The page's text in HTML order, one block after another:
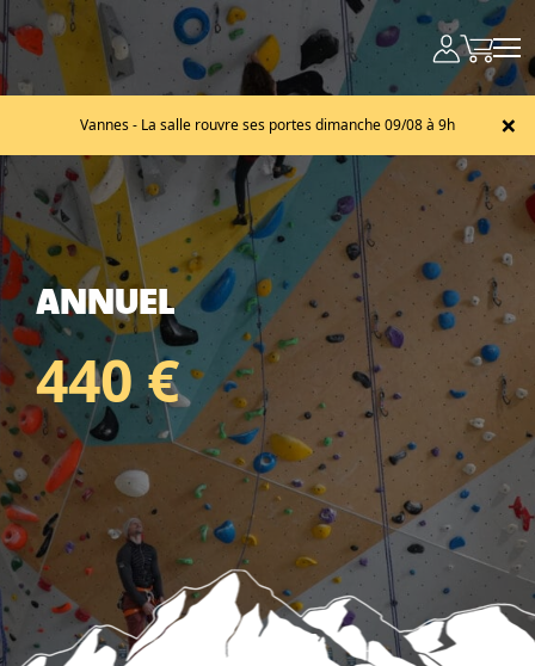
Vannes - La salle rouvre ses portes dimanche 09/08 à 9h ×
ANNUEL
440 €